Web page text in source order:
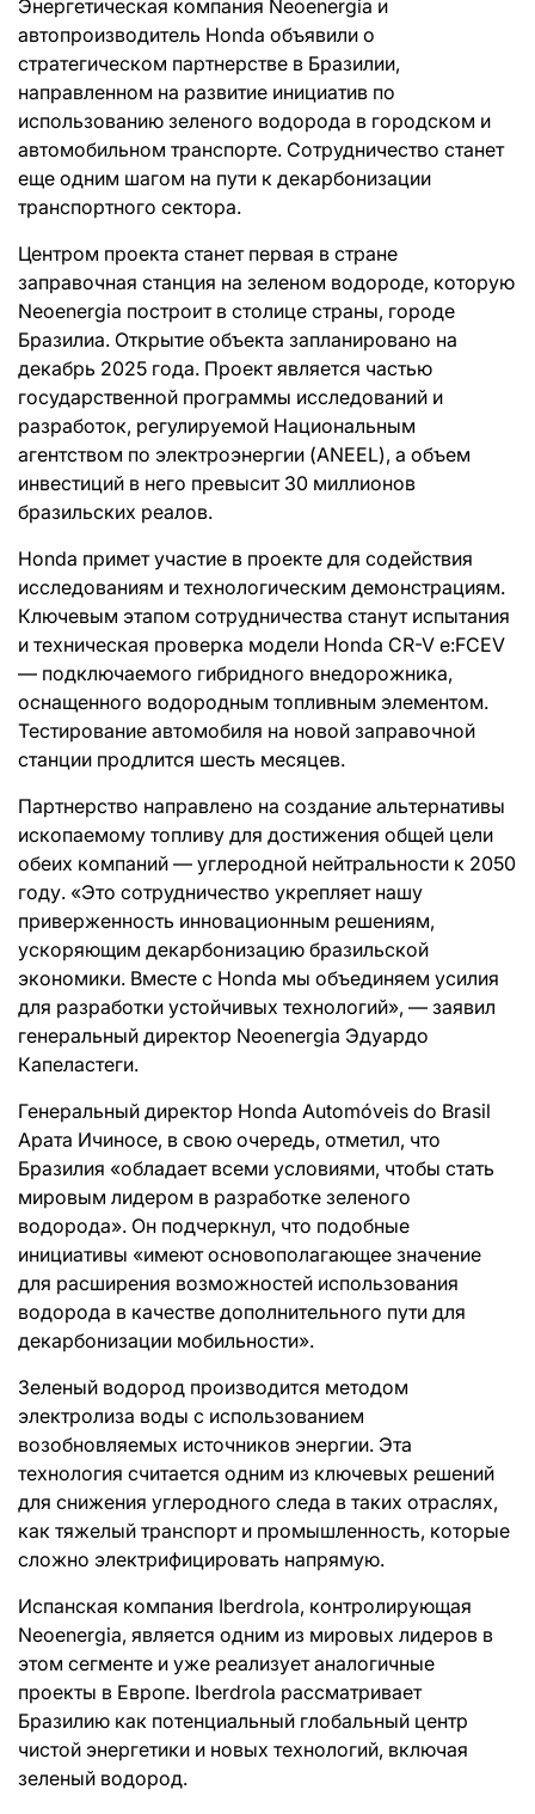
Энергетическая компания Neoenergia и
автопроизводитель Honda объявили о
стратегическом партнерстве в Бразилии,
направленном на развитие инициатив по
использованию зеленого водорода в городском и
автомобильном транспорте. Сотрудничество станет
еще одним шагом на пути к декарбонизации
транспортного сектора.
Центром проекта станет первая в стране
заправочная станция на зеленом водороде, которую
Neoenergia построит в столице страны, городе
Бразилиа. Открытие объекта запланировано на
декабрь 2025 года. Проект является частью
государственной программы исследований и
разработок, регулируемой Национальным
агентством по электроэнергии (ANEEL), а объем
инвестиций в него превысит 30 миллионов
бразильских реалов.
Honda примет участие в проекте для содействия
исследованиям и технологическим демонстрациям.
Ключевым этапом сотрудничества станут испытания
и техническая проверка модели Honda CR-V e:FCEV
— подключаемого гибридного внедорожника,
оснащенного водородным топливным элементом.
Тестирование автомобиля на новой заправочной
станции продлится шесть месяцев.
Партнерство направлено на создание альтернативы
ископаемому топливу для достижения общей цели
обеих компаний — углеродной нейтральности к 2050
году. «Это сотрудничество укрепляет нашу
приверженность инновационным решениям,
ускоряющим декарбонизацию бразильской
экономики. Вместе с Honda мы объединяем усилия
для разработки устойчивых технологий», — заявил
генеральный директор Neoenergia Эдуардо
Капеластеги.
Генеральный директор Honda Automóveis do Brasil
Арата Ичиносе, в свою очередь, отметил, что
Бразилия «обладает всеми условиями, чтобы стать
мировым лидером в разработке зеленого
водорода». Он подчеркнул, что подобные
инициативы «имеют основополагающее значение
для расширения возможностей использования
водорода в качестве дополнительного пути для
декарбонизации мобильности».
Зеленый водород производится методом
электролиза воды с использованием
возобновляемых источников энергии. Эта
технология считается одним из ключевых решений
для снижения углеродного следа в таких отраслях,
как тяжелый транспорт и промышленность, которые
сложно электрифицировать напрямую.
Испанская компания Iberdrola, контролирующая
Neoenergia, является одним из мировых лидеров в
этом сегменте и уже реализует аналогичные
проекты в Европе. Iberdrola рассматривает
Бразилию как потенциальный глобальный центр
чистой энергетики и новых технологий, включая
зеленый водород.